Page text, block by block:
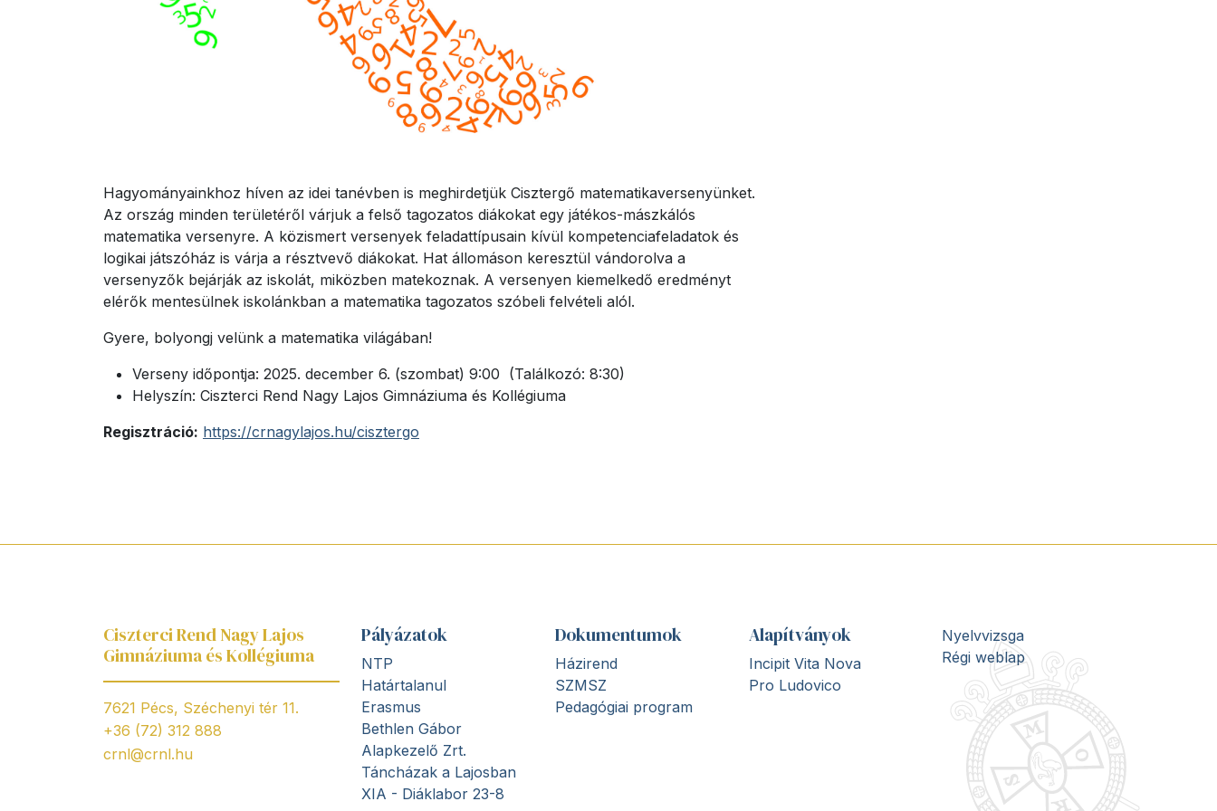
Hagyományainkhoz híven az idei tanévben is meghirdetjük Cisztergő matematikaversenyünket.
Az ország minden területéről várjuk a felső tagozatos diákokat egy játékos-mászkálós
matematika versenyre. A közismert versenyek feladattípusain kívül kompetenciafeladatok és
logikai játszóház is várja a résztvevő diákokat. Hat állomáson keresztül vándorolva a
versenyzők bejárják az iskolát, miközben matekoznak. A versenyen kiemelkedő eredményt
elérők mentesülnek iskolánkban a matematika tagozatos szóbeli felvételi alól.
Gyere, bolyongj velünk a matematika világában!
Verseny időpontja: 2025. december 6. (szombat) 9:00 (Találkozó: 8:30)
Helyszín: Ciszterci Rend Nagy Lajos Gimnáziuma és Kollégiuma
Regisztráció: https://crnagylajos.hu/cisztergo
Ciszterci Rend Nagy Lajos
Gimnáziuma és Kollégiuma
7621 Pécs, Széchenyi tér 11.
+36 (72) 312 888
crnl@crnl.hu
Pályázatok
NTP
Határtalanul
Erasmus
Bethlen Gábor
Alapkezelő Zrt.
Táncházak a Lajosban
XIA - Diáklabor 23-8
Dokumentumok
Házirend
SZMSZ
Pedagógiai program
Alapítványok
Incipit Vita Nova
Pro Ludovico
Nyelvvizsga
Régi weblap